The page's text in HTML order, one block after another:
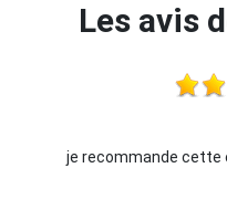
Les avis
je recommande cette